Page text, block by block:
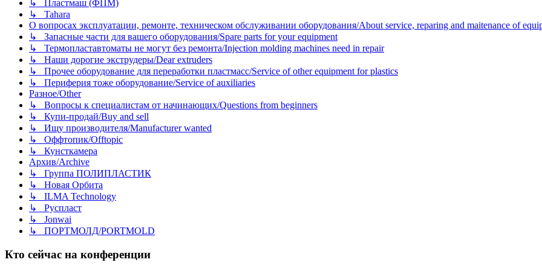
↳ Пластмаш (ФПМ)
↳ Tahara
О вопросах эксплуатации, ремонте, техническом обслуживании оборудования/About service, reparing and maitenance of
↳ Запасные части для вашего оборудования/Spare parts for your equipment
↳ Термопластавтоматы не могут без ремонта/Injection molding machines need in repair
↳ Наши дорогие экструдеры/Dear extruders
↳ Прочее оборудование для переработки пластмасс/Service of other equipment for plastics
↳ Периферия тоже оборудование/Service of auxiliaries
Разное/Other
↳ Вопросы к специалистам от начинающих/Questions from beginners
↳ Купи-продай/Buy and sell
↳ Ищу производителя/Manufacturer wanted
↳ Оффтопик/Offtopic
↳ Кунсткамера
Архив/Archive
↳ Группа ПОЛИПЛАСТИК
↳ Новая Орбита
↳ ILMA Technology
↳ Руспласт
↳ Jonwai
↳ ПОРТМОЛД/PORTMOLD
Кто сейчас на конференции